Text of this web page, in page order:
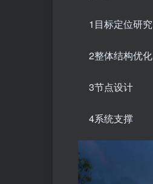
1目标定位研究
2整体结构优化
3节点设计
4系统支撑